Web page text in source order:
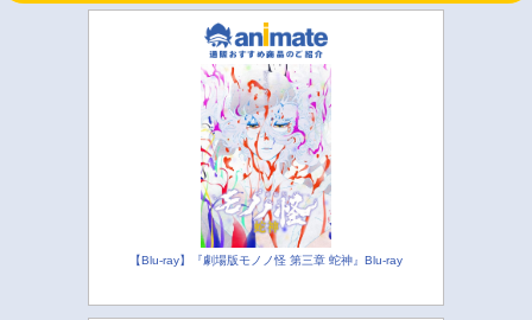
【Blu-ray】『劇場版モノノ怪 第三章 蛇神』Blu-ray